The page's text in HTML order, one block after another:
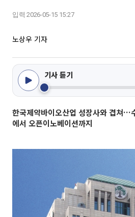
입력 2026-05-15 15:27
노상우 기자
기사 듣기
한국제약바이오산업 성장사와 겹쳐…
에서 오픈이노베이션까지